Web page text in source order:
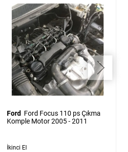
Ford
Komple Motor 2005 - 2011
İkinci El